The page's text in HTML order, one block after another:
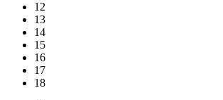
12
13
14
15
16
17
18